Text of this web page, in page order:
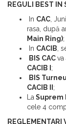
REGULI BEST IN
In CAC,
rasa, după
Main Ring);
In CACIB,
BIS CACva
CACIB I ;
BIS
CACIB II ;
LaSuprem
REGLEMENTARI